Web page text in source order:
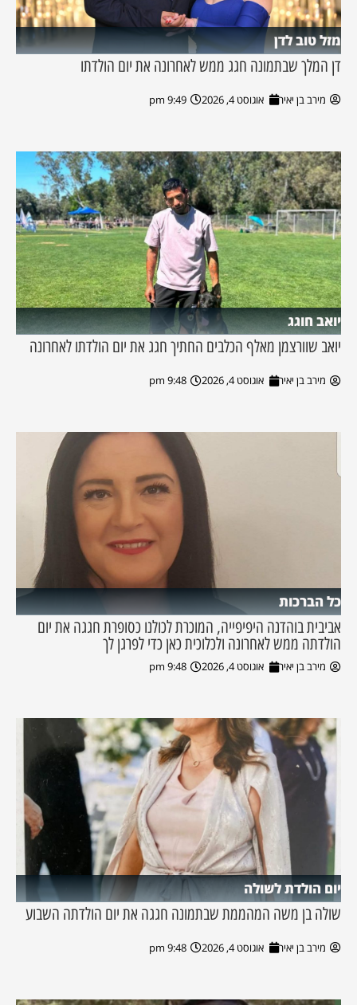
מזל טוב לדן
דן המלך שבתמונה חגג ממש לאחרונה את יום הולדתו
מירב בן יאיר אוגוסט 4, 2026 9:49 pm
יואב חוגג
יואב שוורצמן מאלף הכלבים החתיך חגג את יום הולדתו לאחרונה
מירב בן יאיר אוגוסט 4, 2026 9:48 pm
כל הברכות
אביבית בוהדנה היפיפייה, המוכרת לכולנו כסופרת חגגה את יום
הולדתה ממש לאחרונה ולכלוכית כאן כדי לפרגן לך
מירב בן יאיר אוגוסט 4, 2026 9:48 pm
יום הולדת לשולה
שולה בן משה המהממת שבתמונה חגגה את יום הולדתה השבוע
מירב בן יאיר אוגוסט 4, 2026 9:48 pm